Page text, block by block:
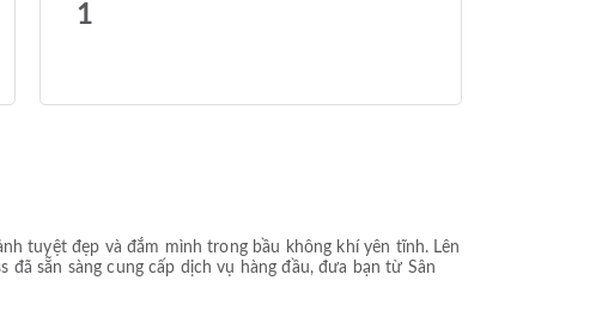
1
tuyệt đẹp và đắm mình trong bầu không khí yên tĩnh. Lên
sẵn sàng cung cấp dịch vụ hàng đầu, đưa bạn từ Sân